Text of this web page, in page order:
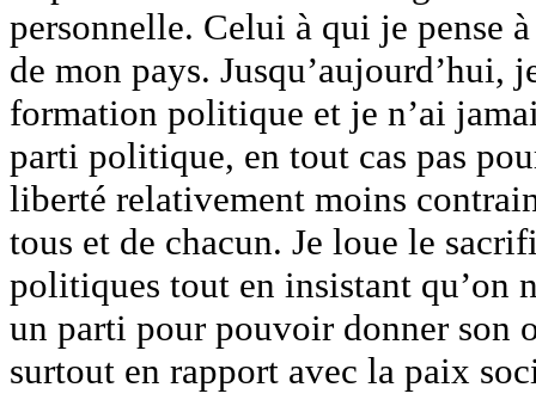
personnelle. Celui à qui je pense
de mon pays. Jusqu’aujourd’hui,
formation politique et je n’ai
parti politique, en tout cas pas
liberté relativement moins
tous et de chacun. Je loue le
politiques tout en insistant qu’on
un parti pour pouvoir donner son
surtout en rapport avec la paix